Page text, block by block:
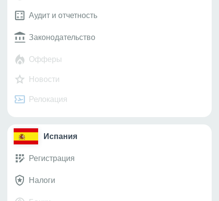
Аудит и отчетность
Законодательство
Офферы
Новости
Релокация
Испания
Регистрация
Налоги